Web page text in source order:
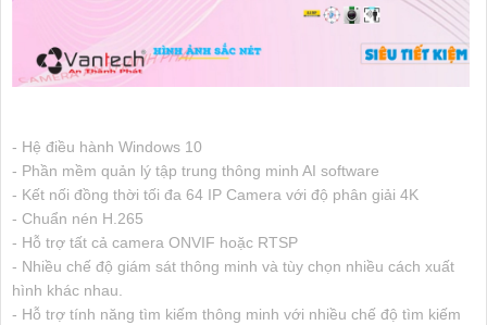
- Hệ điều hành Windows 10
- Phần mềm quản lý tập trung thông minh AI software
- Kết nối đồng thời tối đa 64 IP Camera với độ phân giải 4K
- Chuẩn nén H.265
- Hỗ trợ tất cả camera ONVIF hoặc RTSP
- Nhiều chế độ giám sát thông minh và tùy chọn nhiều cách xuất
hình khác nhau.
- Hỗ trợ tính năng tìm kiếm thông minh với nhiều chế độ tìm kiếm